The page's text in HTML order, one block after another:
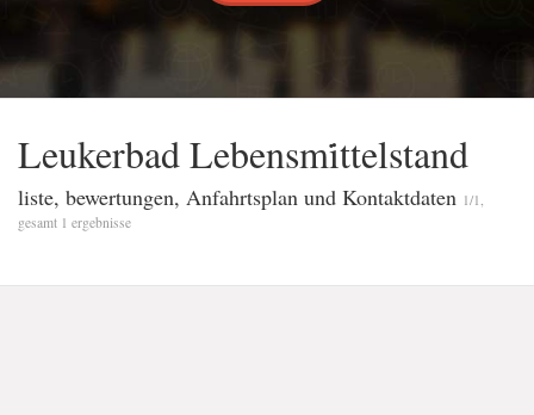
Leukerbad Lebensmi̇ttelstand
liste, bewertungen, Anfahrtsplan und Kontaktdaten 1/1,
gesamt 1 ergebnisse